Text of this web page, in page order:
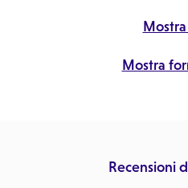
medicazione con
visita medica generica
Mostra
Recensioni